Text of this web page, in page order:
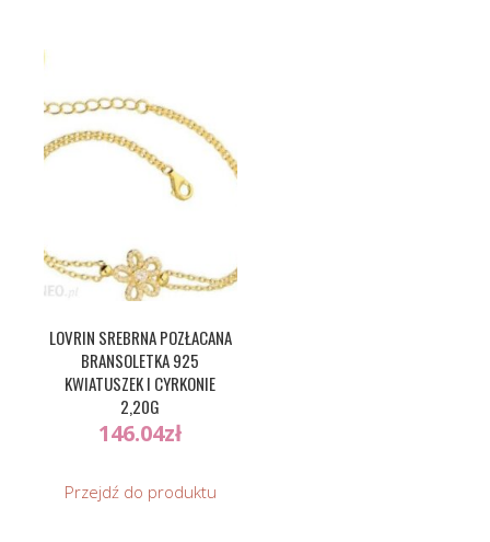
LOVRIN SREBRNA POZŁACANA
BRANSOLETKA 925
KWIATUSZEK I CYRKONIE
2,20G
146.04zł
Przejdź do produktu